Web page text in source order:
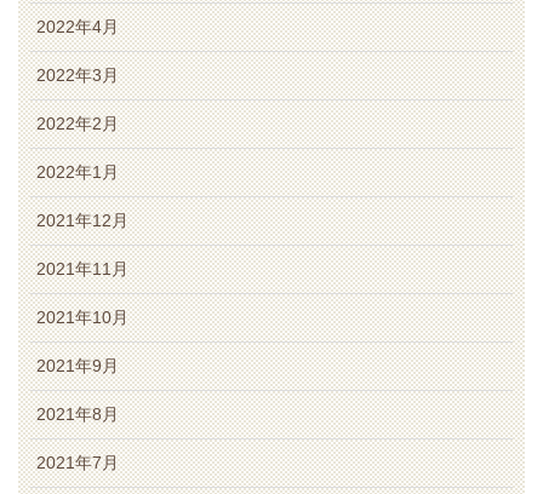
2022年4月
2022年3月
2022年2月
2022年1月
2021年12月
2021年11月
2021年10月
2021年9月
2021年8月
2021年7月